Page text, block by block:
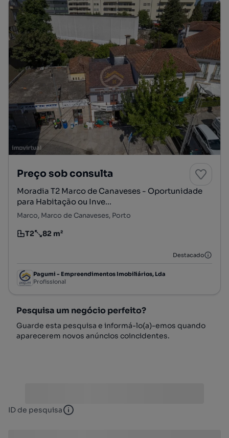
Preço sob consulta
Moradia T2 Marco de Canaveses - Oportunidade
para Habitação ou Inve...
Marco, Marco de Canaveses, Porto
Tipologia
T2
Preço por metro quadrado
82 m²
Destacado
Pagumi - Empreendimentos Imobiliários, Lda
Profissional
Pesquisa um negócio perfeito?
Guarde esta pesquisa e informá-lo(a)-emos quando
aparecerem novos anúncios coincidentes.
ID de pesquisa ID de pesquisa